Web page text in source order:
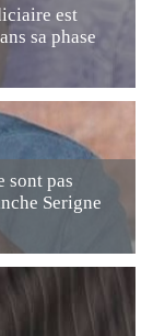
est
sa phase
sont pas
Serigne